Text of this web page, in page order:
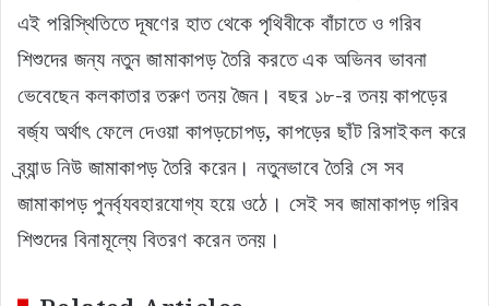
এই পরিস্থিতিতে দূষণের হাত থেকে পৃথিবীকে বাঁচাতে ও গরিব
শিশুদের জন্য নতুন জামাকাপড় তৈরি করতে এক অভিনব ভাবনা
ভেবেছেন কলকাতার তরুণ তনয় জৈন। বছর ১৮-র তনয় কাপড়ের
বর্জ্য অর্থাৎ ফেলে দেওয়া কাপড়চোপড়, কাপড়ের ছাঁট রিসাইকল করে
ব্র্যান্ড নিউ জামাকাপড় তৈরি করেন। নতুনভাবে তৈরি সে সব
জামাকাপড় পুনর্ব্যবহারযোগ্য হয়ে ওঠে। সেই সব জামাকাপড় গরিব
শিশুদের বিনামূল্যে বিতরণ করেন তনয়।